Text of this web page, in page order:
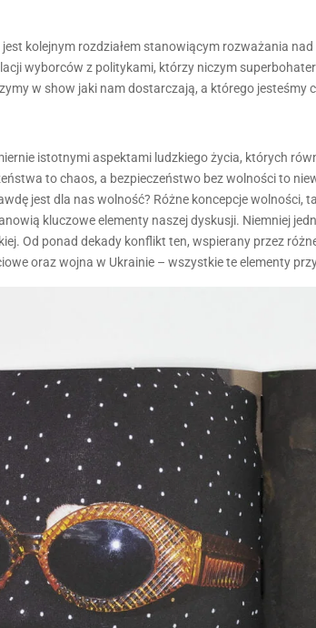
kolejnym rozdziałem stanowiącym rozważania
wyborców z politykami, którzy niczym
w show jaki nam dostarczają, a którego jesteśmy
istotnymi aspektami ludzkiego życia, których
to chaos, a bezpieczeństwo bez wolności to
jest dla nas wolność? Różne koncepcje
kluczowe elementy naszej dyskusji. Niemniej
Od ponad dekady konflikt ten, wspierany przez
oraz wojna w Ukrainie – wszystkie te elementy